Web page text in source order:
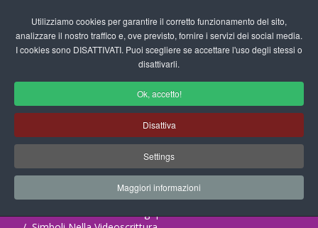
Utilizziamo cookies per garantire il corretto funzionamento del sito,
analizzare il nostro traffico e, ove previsto, fornire i servizi dei social media.
I cookies sono DISATTIVATI. Puoi scegliere se accettare l'uso degli stessi o
disattivarli.
Ok, accetto!
Disattiva
Settings
Maggiori informazioni
fas
Esercizio di Logopedia per la Scuola
dell'Infanzia
Progetti Didattici, Disegni, Schede
Didattiche e tanto altro ancora.
Home Documenti
Logopedia